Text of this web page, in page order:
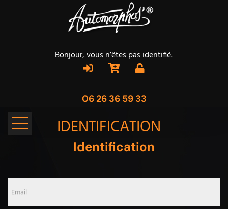
Bonjour, vous n’êtes pas identifié.
06 26 36 59 33
IDENTIFICATION
Identification
Email